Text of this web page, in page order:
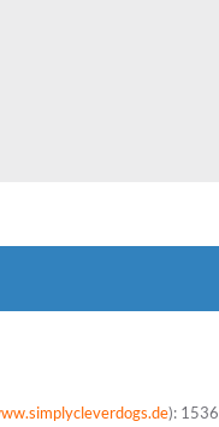
): 1536